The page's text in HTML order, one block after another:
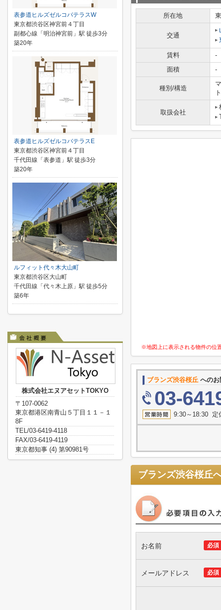
所在地
交通
賃料
-
面積
-
種別/構造
ト
取扱会社
※地図上に表示される物件の位
ブランズ渋谷桜丘 への
03-
9:30～18:30 定
ブランズ渋谷桜丘
必須
お名前
必須
メールアドレス
表参道ヒルズゼルコバテラスW
東京都渋谷区神宮前４丁目
副都心線「明治神宮前」駅 徒歩3分
築20年
表参道ヒルズゼルコバテラスE
東京都渋谷区神宮前４丁目
千代田線「表参道」駅 徒歩3分
築20年
ルフィット代々木大山町
東京都渋谷区大山町
千代田線「代々木上原」駅 徒歩5分
築6年
株式会社エヌアセットTOKYO
〒107-0062
東京都港区南青山５丁目１１－１
8F
TEL/03-6419-4118
FAX/03-6419-4119
東京都知事 (4) 第90981号